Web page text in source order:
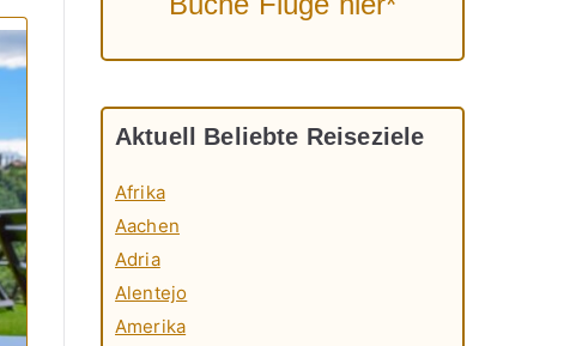
Aktuell Beliebte Reiseziele
Afrika
Aachen
Adria
Alentejo
Amerika